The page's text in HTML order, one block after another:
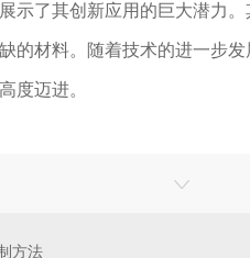
示了其创新应用的巨大潜力
的材料。随着技术的进一步
度迈进。
方法